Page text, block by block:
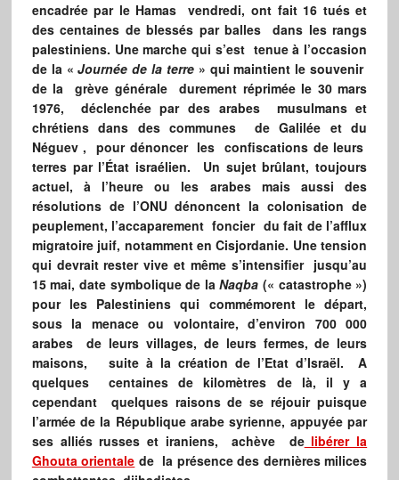
encadrée par le Hamas vendredi, ont fait 16 tués et
des centaines de blessés par balles dans les rangs
palestiniens. Une marche qui s’est tenue à l’occasion
de la «Journée de la terre » qui maintient le souvenir
de la grève générale durement réprimée le 30 mars
1976, déclenchée par des arabes musulmans et
chrétiens dans des communes de Galilée et du
Néguev , pour dénoncer les confiscations de leurs
terres par l’État israélien. Un sujet brûlant, toujours
actuel, à l’heure ou les arabes mais aussi des
résolutions de l’ONU dénoncent la colonisation de
peuplement, l’accaparement foncier du fait de l’afflux
migratoire juif, notamment en Cisjordanie. Une tension
qui devrait rester vive et même s’intensifier jusqu’au
15 mai, date symbolique de laNaqba (« catastrophe »)
pour les Palestiniens qui commémorent le départ,
sous la menace ou volontaire, d’environ 700 000
arabes de leurs villages, de leurs fermes, de leurs
maisons, suite à la création de l’Etat d’Israël. A
quelques centaines de kilomètres de là, il y a
cependant quelques raisons de se réjouir puisque
l’armée de la République arabe syrienne, appuyée par
ses alliés russes et iraniens, achève delibérer la
Ghouta orientale de la présence des dernières milices